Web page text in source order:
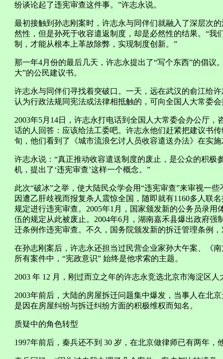
纷谈论起了违宪审查这件事。”许志永说。
最初接触到孙志刚案时，许志永与同伴们就融入了深层次
然性，但是孙死于收容遣返制度，却是必然性的结果。“我
制，才能从根本上革故除弊，实现制度创新。”
那一年4月份的最后几天，许志永提出了“写个东西”的倡议
大”的公民建议书。
许志永与同伴们寻找着突破口。一天，远在武汉的俞江给
认为行政法规同宪法或法律相抵触的，可向全国人大常委
2003年5月14日，许志永打电话到全国人大常委会办公厅
话的人回答：应该给法工委吧。许志永他们赶紧把建议书
旬，他们看到了《城市流浪乞讨人员收容遣送办法》在实
许志永说：“真正推动收容遣送制度的废止，是公众的积极
机，提出了‘违宪审查’这样一个概念。”
此次“破冰”之举，使大陆民众学会用“违宪审查”来审视一
因遭乙肝歧视而报复杀人震惊全国，随即就有1160多人联
规定进行违宪审查。2005年1月，国家颁发新的公务员录
伍的规定从此被废止。2004年6月，湖南嘉禾县爆出政府
迁条例作违宪审查。不久，国务院颁发新的拆迁管理条例
在孙志刚案后，许志永还担当过民营企业家孙大午案、《
所有案件中，“宪政意识” 始终是他求索的主题。
2003 年 12 月，刚过而立之年的许志永竞选北京市海淀区
2003年前后，大陆的房屋拆迁问题集中爆发，当事人在北
是因在房屋纠纷与拆迁纠纷方面的积极维权而知名。
质疑中的角色转型
1997年前后，秦兵还不到 30 岁，在北京做律师已有两年，